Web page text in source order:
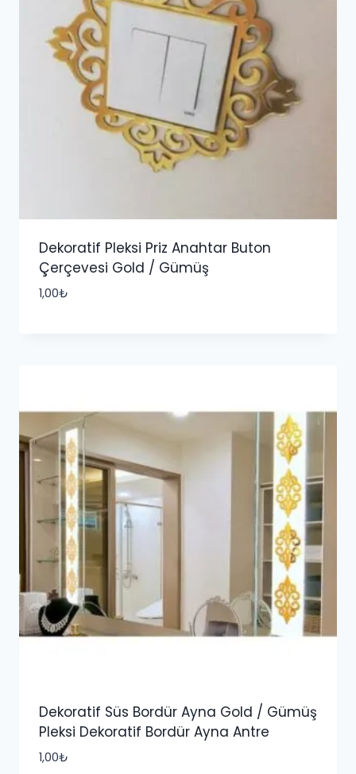
Dekoratif Pleksi Priz Anahtar Buton
Çerçevesi Gold / Gümüş
1,00₺
Dekoratif Süs Bordür Ayna Gold / Gümüş
Pleksi Dekoratif Bordür Ayna Antre
1,00₺